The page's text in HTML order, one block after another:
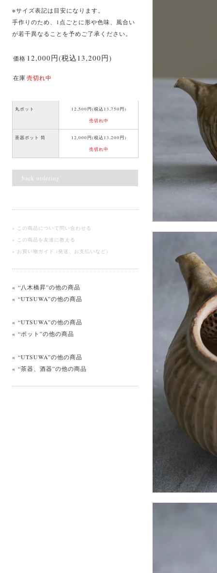
※サイズ表記は目安になります。
手作りのため、1点ごとに形や色味、風合い
が若干異なることを予めご了承ください。
価格 12,000円(税込13,200円)
在庫売切れ中
丸ポット
12,500円(税込13,750円)
売切れ中
茶器ポット 筒
12,000円(税込13,200円)
売切れ中
back ordering
» この商品について問い合わせる
» この商品を友達に教える
» お買い物ガイド (発送、お支払いなど)
« “八木橋昇”の他の商品
« “UTSUWA”の他の商品
« “UTSUWA”の他の商品
« “ポット”の他の商品
« “UTSUWA”の他の商品
« “茶器、酒器”の他の商品